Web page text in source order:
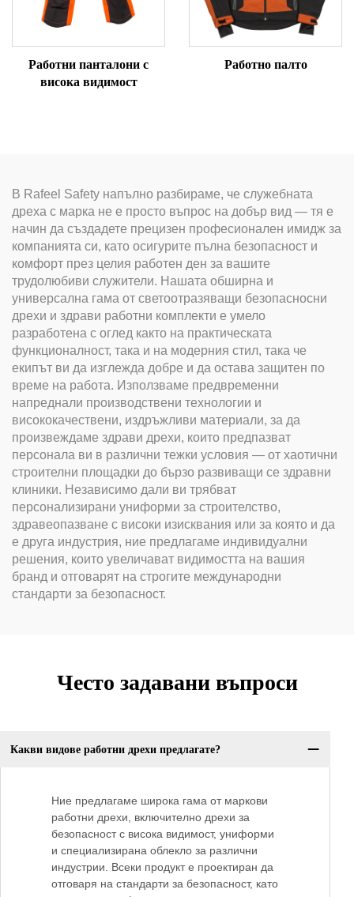
Работни панталони с
висока видимост
Работно палто
В Rafeel Safety напълно разбираме, че служебната
дреха с марка не е просто въпрос на добър вид — тя е
начин да създадете прецизен професионален имидж за
компанията си, като осигурите пълна безопасност и
комфорт през целия работен ден за вашите
трудолюбиви служители. Нашата обширна и
универсална гама от светоотразяващи безопасносни
дрехи и здрави работни комплекти е умело
разработена с оглед както на практическата
функционалност, така и на модерния стил, така че
екипът ви да изглежда добре и да остава защитен по
време на работа. Използваме предвременни
напреднали производствени технологии и
висококачествени, издръжливи материали, за да
произвеждаме здрави дрехи, които предпазват
персонала ви в различни тежки условия — от хаотични
строителни площадки до бързо развиващи се здравни
клиники. Независимо дали ви трябват
персонализирани униформи за строителство,
здравеопазване с високи изисквания или за която и да
е друга индустрия, ние предлагаме индивидуални
решения, които увеличават видимостта на вашия
бранд и отговарят на строгите международни
стандарти за безопасност.
Често задавани въпроси
Какви видове работни дрехи предлагате?
Ние предлагаме широка гама от маркови
работни дрехи, включително дрехи за
безопасност с висока видимост, униформи
и специализирана облекло за различни
индустрии. Всеки продукт е проектиран да
отговаря на стандарти за безопасност, като